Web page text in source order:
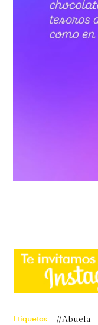
Etiquetas : #Abuela